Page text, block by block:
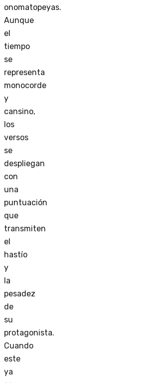
onomatopeyas.
Aunque
el
tiempo
se
representa
monocorde
y
cansino,
los
versos
se
despliegan
con
una
puntuación
que
transmiten
el
hastío
y
la
pesadez
de
su
protagonista.
Cuando
este
ya